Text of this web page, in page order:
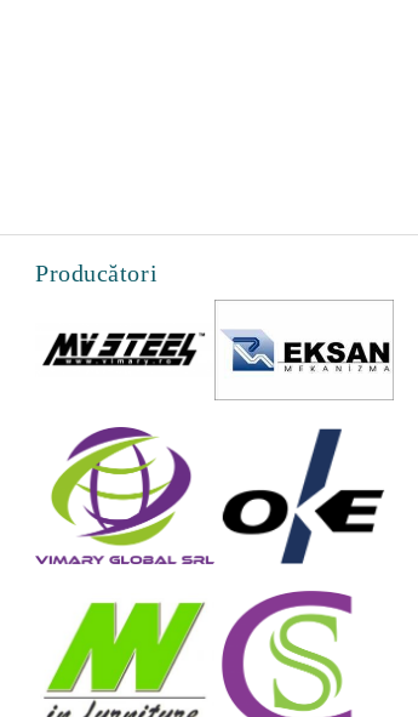
Cateva lucruri pe
care le poti face
pentru a maximiza
spatiul mic de
acasa
27 Februarie 2019
Producători